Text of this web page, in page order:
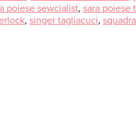
poiese sewcialist, sara poiese
, singer tagliacuci,